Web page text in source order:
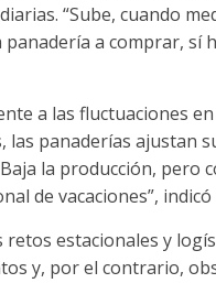
“Sube, cuando
a comprar, sí
a las fluctuaciones
las panaderías ajustan
la producción, pero
de vacaciones”,
retos estacionales y
y, por el contrario,